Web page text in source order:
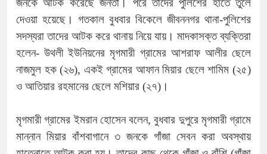
জনকে আটক করেছে জনতা। পরে তাদের পুলিশের হাতে তুলে
দেওয়া হয়েছে। গতকাল বুধবার বিকেলে জীবননগর থানা-পুলিশের
সদস্যরা তাদের আটক করে থানায় নিয়ে যায়। মাদকাসক্ত ব্যক্তিরা
হলেন- উথলী ইউনিয়নের মৃগমারী গ্রামের আশরাফ আলীর ছেলে
নাজমুল হক (২৬), একই গ্রামের আফান মিয়ার ছেলে শামিম (২৫)
ও আতিয়ার রহমানের ছেলে মশিয়ার (২৭)।
মৃগমারী গ্রামের ইমরান হোসেন বলেন, বুধবার দুপুরে মৃগমারী গ্রামে
মান্নান মিয়ার বাঁশবাগানে ৩ জনকে গাঁজা সেবন করা অবস্থায়